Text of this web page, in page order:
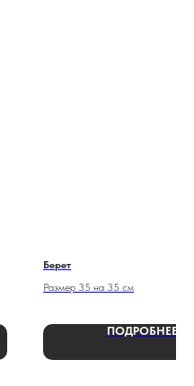
Берет
Размер 35 на 35 см
ПОДРОБНЕЕ